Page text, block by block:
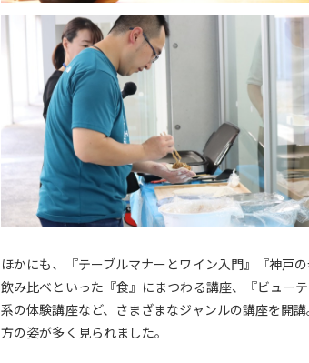
ほかにも、『テーブルマナーとワイン入門』『神戸
飲み比べといった『食』にまつわる講座、『ビュー
系の体験講座など、さまざまなジャンルの講座を開
方の姿が多く見られました。